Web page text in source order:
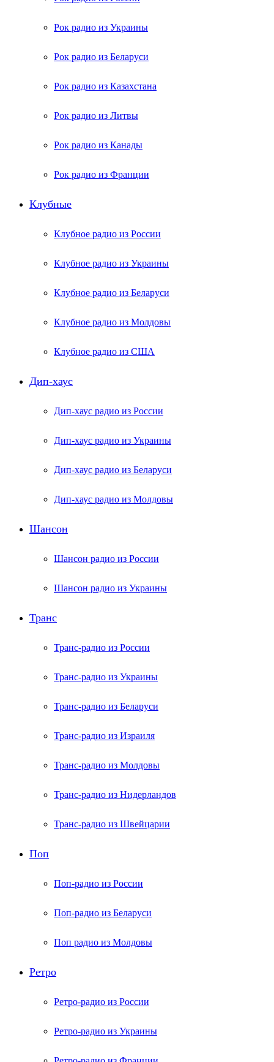
Рок радио из Украины
Рок радио из Беларуси
Рок радио из Казахстана
Рок радио из Литвы
Рок радио из Канады
Рок радио из Франции
Клубные
Клубное радио из России
Клубное радио из Украины
Клубное радио из Беларуси
Клубное радио из Молдовы
Клубное радио из США
Дип-хаус
Дип-хаус радио из России
Дип-хаус радио из Украины
Дип-хаус радио из Беларуси
Дип-хаус радио из Молдовы
Шансон
Шансон радио из России
Шансон радио из Украины
Транс
Транс-радио из России
Транс-радио из Украины
Транс-радио из Беларуси
Транс-радио из Израиля
Транс-радио из Молдовы
Транс-радио из Нидерландов
Транс-радио из Швейцарии
Поп
Поп-радио из России
Поп-радио из Беларуси
Поп радио из Молдовы
Ретро
Ретро-радио из России
Ретро-радио из Украины